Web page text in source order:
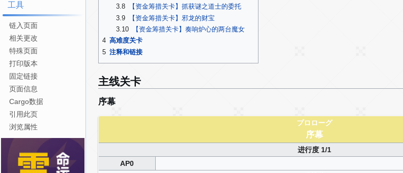
3.8
【资金筹措关卡】抓获谜之道士的委托
3.9
【资金筹措关卡】邪龙的财宝
3.10
【资金筹措关卡】奏响炉心的两台魔女
4 高难度关卡
5 注释和链接
主线关卡
序幕
プロローグ
序幕
进行度 1/1
AP0
工具
链入页面
相关更改
特殊页面
打印版本
固定链接
页面信息
Cargo数据
引用此页
浏览属性